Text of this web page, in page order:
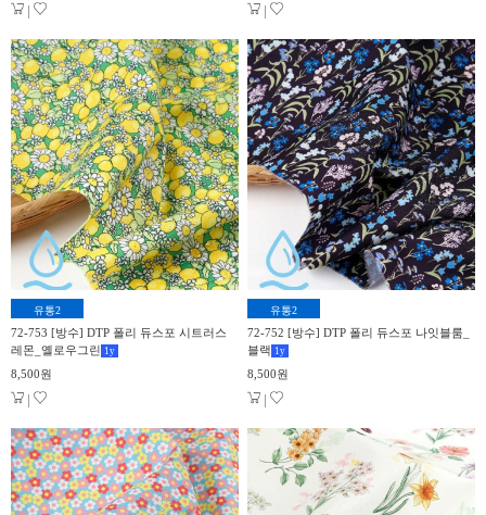
| |
유통2
72-753 [방수] DTP 폴리 듀스포 시트러스
레몬_옐로우그린 1 y
8,500원
|
유통2
72-752 [방수] DTP 폴리 듀스포 나잇블룸_
블랙 1 y
8,500원
|